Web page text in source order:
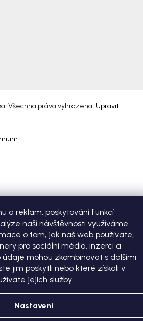
a reklam, poskytování funkcí
naší návštěvnosti využíváme
o tom, jak náš web používáte,
pro sociální média, inzerci a
mohou zkombinovat s dalšími
jim poskytli nebo které získali v
jejich služby.
Nastavení
. Všechna práva vyhrazena. Upravit